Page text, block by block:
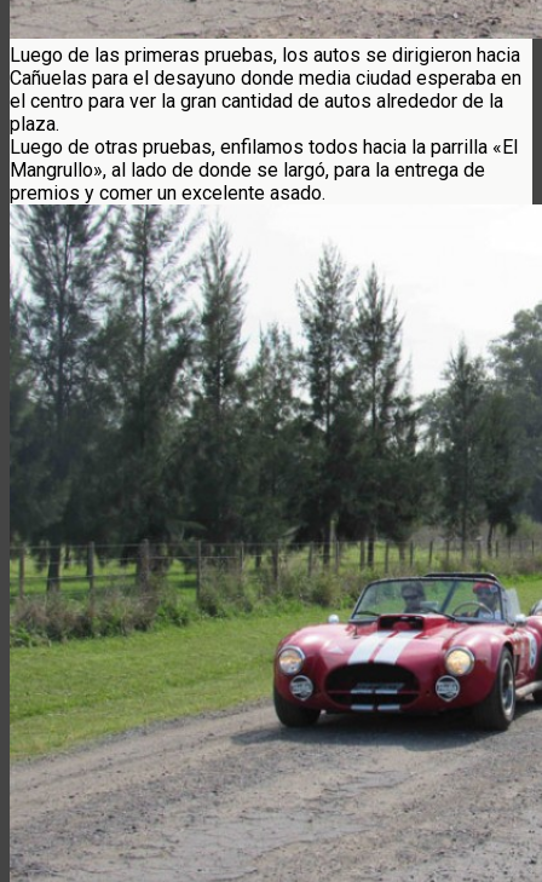
Luego de las primeras pruebas, los autos se dirigieron hacia
Cañuelas para el desayuno donde media ciudad esperaba en
el centro para ver la gran cantidad de autos alrededor de la
plaza.
Luego de otras pruebas, enfilamos todos hacia la parrilla «El
Mangrullo», al lado de donde se largó, para la entrega de
premios y comer un excelente asado.